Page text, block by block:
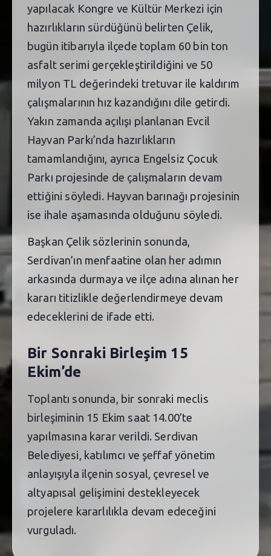
yapılacak Kongre ve Kültür Merkezi için
hazırlıkların sürdüğünü belirten Çelik,
bugün itibarıyla ilçede toplam 60 bin ton
asfalt serimi gerçekleştirildiğini ve 50
milyon TL değerindeki tretuvar ile kaldırım
çalışmalarının hız kazandığını dile getirdi.
Yakın zamanda açılışı planlanan Evcil
Hayvan Parkı’nda hazırlıkların
tamamlandığını, ayrıca Engelsiz Çocuk
Parkı projesinde de çalışmaların devam
ettiğini söyledi. Hayvan barınağı projesinin
ise ihale aşamasında olduğunu söyledi.
Başkan Çelik sözlerinin sonunda,
Serdivan’ın menfaatine olan her adımın
arkasında durmaya ve ilçe adına alınan her
kararı titizlikle değerlendirmeye devam
edeceklerini de ifade etti.
Bir Sonraki Birleşim 15
Ekim’de
Toplantı sonunda, bir sonraki meclis
birleşiminin 15 Ekim saat 14.00’te
yapılmasına karar verildi. Serdivan
Belediyesi, katılımcı ve şeffaf yönetim
anlayışıyla ilçenin sosyal, çevresel ve
altyapısal gelişimini destekleyecek
projelere kararlılıkla devam edeceğini
vurguladı.